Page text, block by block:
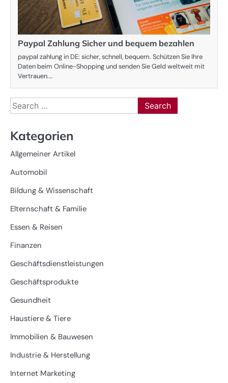
Paypal Zahlung Sicher und bequem bezahlen
paypal zahlung in DE: sicher, schnell, bequem. Schützen Sie Ihre
Daten beim Online-Shopping und senden Sie Geld weltweit mit
Vertrauen.…
Search
for:
Kategorien
Allgemeiner Artikel
Automobil
Bildung & Wissenschaft
Elternschaft & Familie
Essen & Reisen
Finanzen
Geschäftsdienstleistungen
Geschäftsprodukte
Gesundheit
Haustiere & Tiere
Immobilien & Bauwesen
Industrie & Herstellung
Internet Marketing